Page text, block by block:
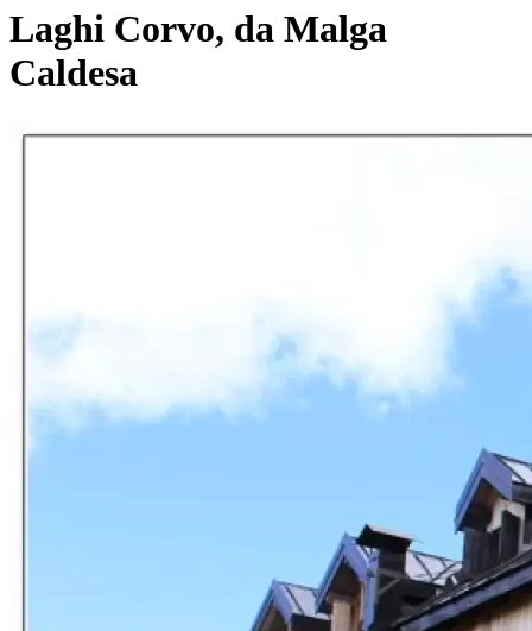
Laghi Corvo, da Malga
Caldesa